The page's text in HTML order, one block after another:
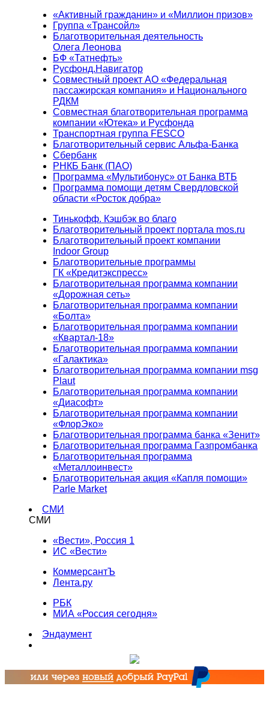
«Активный гражданин» и «Миллион призов»
Группа «Трансойл»
Благотворительная деятельность
Олега Леонова
БФ «Татнефть»
Русфонд.Навигатор
Совместный проект АО «Федеральная
пассажирская компания» и Национального
РДКМ
Совместная благотворительная программа
компании «Ютека» и Русфонда
Транспортная группа FESCO
Благотворительный сервис Альфа-Банка
Сбербанк
РНКБ Банк (ПАО)
Программа «Мультибонус» от Банка ВТБ
Программа помощи детям Свердловской
области «Росток добра»
Тинькофф. Кэшбэк во благо
Благотворительный проект портала mos.ru
Благотворительный проект компании
Indoor Group
Благотворительные программы
ГК «Кредитэкспресс»
Благотворительная программа компании
«Дорожная сеть»
Благотворительная программа компании
«Болта»
Благотворительная программа компании
«Квартал-18»
Благотворительная программа компании
«Галактика»
Благотворительная программа компании msg
Plaut
Благотворительная программа компании
«Диасофт»
Благотворительная программа компании
«ФлорЭко»
Благотворительная программа банка «Зенит»
Благотворительная программа Газпромбанка
Благотворительная программа
«Металлоинвест»
Благотворительная акция «Капля помощи»
Parle Market
СМИ
СМИ
«Вести», Россия 1
ИС «Вести»
КоммерсантЪ
Лента.ру
РБК
МИА «Россия сегодня»
Эндаумент